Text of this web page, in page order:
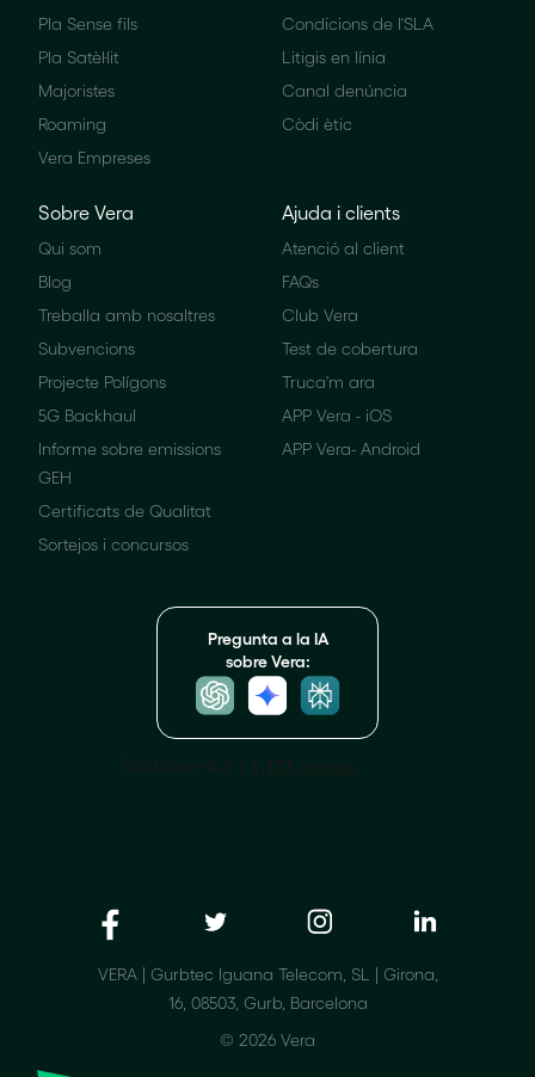
Pla Sense fils
Pla Satèl·lit
Majoristes
Roaming
Vera Empreses
Condicions de l'SLA
Litigis en línia
Canal denúncia
Còdi ètic
Sobre Vera
Qui som
Blog
Treballa amb nosaltres
Subvencions
Projecte Polígons
5G Backhaul
Informe sobre emissions
GEH
Certificats de Qualitat
Sortejos i concursos
Ajuda i clients
Atenció al client
FAQs
Club Vera
Test de cobertura
Truca'm ara
APP Vera - iOS
APP Vera- Android
Pregunta a la IA
sobre Vera:
VERA | Gurbtec Iguana Telecom, SL | Girona,
16, 08503, Gurb, Barcelona
© 2026 Vera